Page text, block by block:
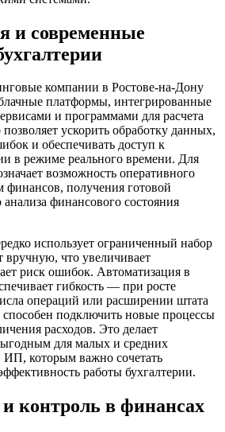
и современные
компании в Ростове-на-Дону
платформы, интегрированные
и программами для расчета
ускорить обработку данных,
и обеспечивать доступ к
в режиме реального времени. Для
возможность оперативного
финансов, получения готовой
финансового состояния
использует ограниченный набор
вручную, что увеличивает
риск ошибок. Автоматизация в
гибкость — при росте
операций или расширении штата
способен подключить новые процессы
расходов. Это делает
для малых и средних
ИП, которым важно сочетать
работы бухгалтерии.
контроль в финансах